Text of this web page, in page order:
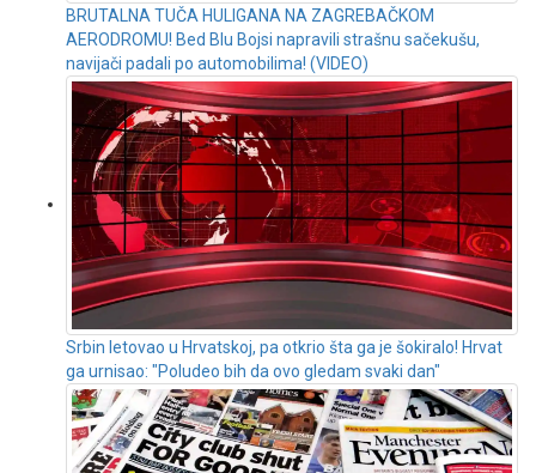
BRUTALNA TUČA HULIGANA NA ZAGREBAČKOM
AERODROMU! Bed Blu Bojsi napravili strašnu sačekušu,
navijači padali po automobilima! (VIDEO)
Srbin letovao u Hrvatskoj, pa otkrio šta ga je šokiralo! Hrvat
ga urnisao: "Poludeo bih da ovo gledam svaki dan"